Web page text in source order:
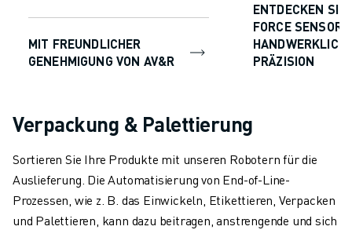
MIT FREUNDLICHER
GENEHMIGUNG VON AV&R
ENTDECKEN SIE
FORCE SENSOR
PRÄZISION
Verpackung & Palettierung
Sortieren Sie Ihre Produkte mit unseren Robotern für die
Auslieferung. Die Automatisierung von End-of-Line-
Prozessen, wie z. B. das Einwickeln, Etikettieren, Verpacken
und Palettieren, kann dazu beitragen, anstrengende und sich